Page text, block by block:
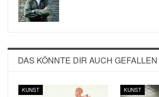
DAS KÖNNTE DIR AUCH GEFALLEN
KUNST KUNST